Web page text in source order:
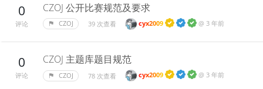
0
评论
CZOJ 公开比赛规范及要求
CZOJ 39 次查看 cyx2009 @ 3 年前
0
评论
CZOJ 主题库题目规范
CZOJ 78 次查看 cyx2009 @ 3 年前